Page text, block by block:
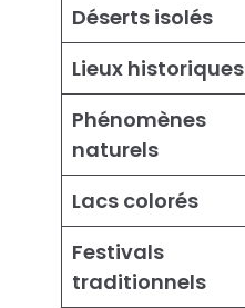
Déserts isolés
Lieux historiques
Phénomènes
naturels
Lacs colorés
Festivals
traditionnels